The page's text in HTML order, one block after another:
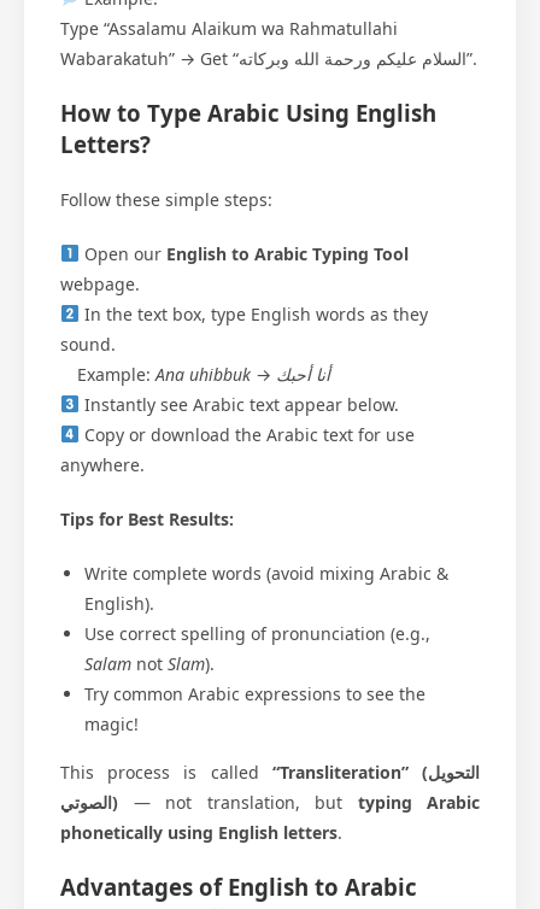
Type “Assalamu Alaikum wa Rahmatullahi
Wabarakatuh” → Get “السلام عليكم ورحمة الله وبركاته”.
How to Type Arabic Using English
Letters?
Follow these simple steps:
Open our English to Arabic Typing Tool
webpage.
In the text box, type English words as they
sound.
Example:Ana uhibbuk → أنا أحبك
Instantly see Arabic text appear below.
Copy or download the Arabic text for use
anywhere.
Tips for Best Results:
Write complete words (avoid mixing Arabic &
English).
Use correct spelling of pronunciation (e.g.,
Salam not Slam).
Try common Arabic expressions to see the
magic!
This process is called “Transliteration” (التحويل
الصوتي) — not translation, but typing Arabic
phonetically using English letters.
Advantages of English to Arabic